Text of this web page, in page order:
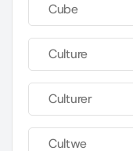
Cube
Culture
Culturer
Cultwe